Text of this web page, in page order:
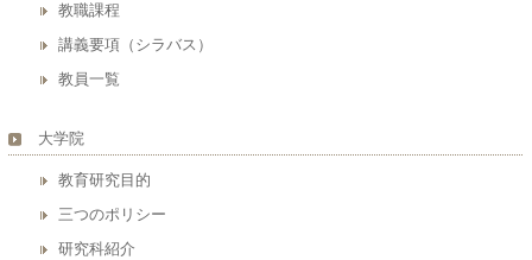
教職課程
講義要項（シラバス）
教員一覧
大学院
教育研究目的
三つのポリシー
研究科紹介